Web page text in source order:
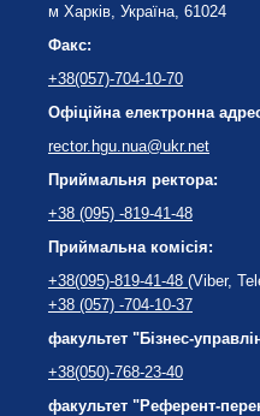
м Харків, Україна, 61024
Факс:
+38(057)-704-10-70
Офіційна електронна
rector.hgu.nua@ukr.net
Приймальня ректора:
+38 (095) -819-41-48
Приймальна комісія:
+38(095)-819-41-48 (Viber,
+38 (057) -704-10-37
факультет "Бізнес-
+38(050)-768-23-40
факультет "Референт-